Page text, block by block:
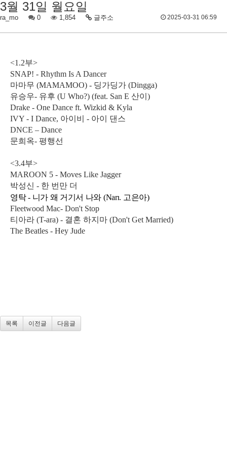
3월 31일 월요일
ra_mo 0 1,854 글주소 2025-03-31 06:59
<1.2부>
SNAP! - Rhythm Is A Dancer
마마무 (MAMAMOO) - 딩가딩가 (Dingga)
유승우- 유후 (U Who?) (feat. San E 산이)
Drake - One Dance ft. Wizkid & Kyla
IVY - I Dance, 아이비 - 아이 댄스
DNCE – Dance
문희옥- 평행선
<3.4부>
MAROON 5 - Moves Like Jagger
박성신 - 한 번만 더
영탁 - 니가 왜 거기서 나와 (Narr. 고은아)
Fleetwood Mac- Don't Stop
티아라 (T-ara) - 결혼 하지마 (Don't Get Married)
The Beatles - Hey Jude
목록 이전글 다음글